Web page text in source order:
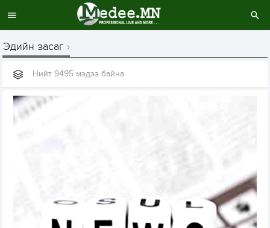
Эдийн засаг
Нийт 9495 мэдээ байна